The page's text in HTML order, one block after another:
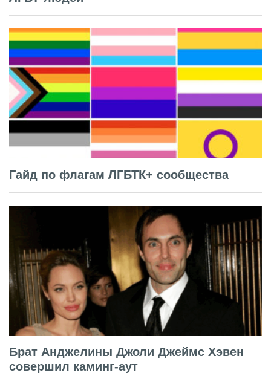
Гайд по флагам ЛГБТК+ сообщества
Брат Анджелины Джоли Джеймс Хэвен
совершил каминг-аут